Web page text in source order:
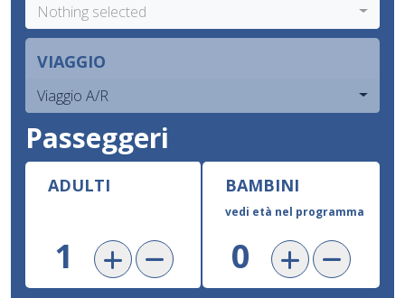
Nothing selected
VIAGGIO
Viaggio A/R
Passeggeri
ADULTI BAMBINI
vedi età nel programma